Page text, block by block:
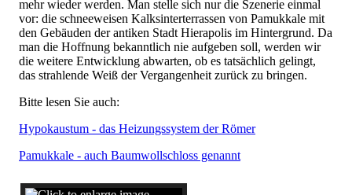
mehr wieder werden. Man stelle sich nur die Szenerie einmal
vor: die schneeweisen Kalksinterterrassen von Pamukkale mit
den Gebäuden der antiken Stadt Hierapolis im Hintergrund. Da
man die Hoffnung bekanntlich nie aufgeben soll, werden wir
die weitere Entwicklung abwarten, ob es tatsächlich gelingt,
das strahlende Weiß der Vergangenheit zurück zu bringen.
Bitte lesen Sie auch:
Hypokaustum - das Heizungssystem der Römer
Pamukkale - auch Baumwollschloss genannt